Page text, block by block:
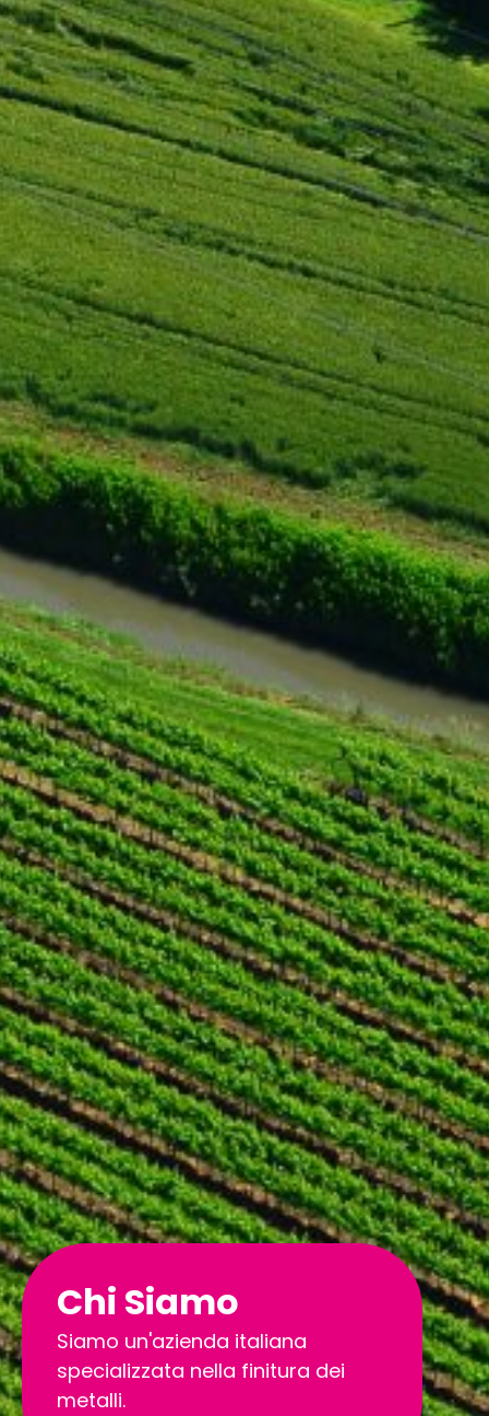
Chi Siamo
Siamo un'azienda italiana
specializzata nella finitura dei
metalli.